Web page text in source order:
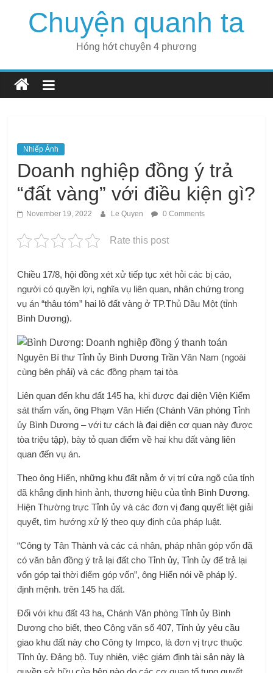
Chuyện quanh ta
Hóng hớt chuyện 4 phương
Nhiếp Ảnh
Doanh nghiệp đồng ý trả
“đất vàng” với điều kiện gì?
November 19, 2022 Le Quyen 0 Comments
Rate this post
Chiều 17/8, hội đồng xét xử tiếp tục xét hỏi các bị cáo,
người có quyền lợi, nghĩa vụ liên quan, nhân chứng trong
vụ án “thâu tóm” hai lô đất vàng ở TP.Thủ Dầu Một (tỉnh
Bình Dương).
Nguyên Bí thư Tỉnh ủy Bình Dương Trần Văn Nam (ngoài
cùng bên phải) và các đồng phạm tại tòa
Liên quan đến khu đất 145 ha, khi được đại diện Viện Kiểm
sát thẩm vấn, ông Phạm Văn Hiển (Chánh Văn phòng Tỉnh
ủy Bình Dương – với tư cách là đại diện cơ quan này được
tòa triệu tập), bày tỏ quan điểm về hai khu đất vàng liên
quan đến vụ án.
Theo ông Hiển, những khu đất nằm ở vị trí cửa ngõ của tỉnh
đã khẳng định hình ảnh, thương hiệu của tỉnh Bình Dương.
Hiện Thường trực Tỉnh ủy và các đơn vị đang quyết liệt giải
quyết, tìm hướng xử lý theo quy định của pháp luật.
“Công ty Tân Thành và các cá nhân, pháp nhân góp vốn đã
có văn bản đồng ý trả lại đất cho Tỉnh ủy, Tỉnh ủy để trả lại
vốn góp tại thời điểm góp vốn”, ông Hiển nói về pháp lý.
định mệnh. trên 145 ha đất.
Đối với khu đất 43 ha, Chánh Văn phòng Tỉnh ủy Bình
Dương cho biết, theo Công văn số 407, Tỉnh ủy yêu cầu
giao khu đất này cho Công ty Impco, là đơn vị trực thuộc
Tỉnh ủy. Đảng bộ. Tuy nhiên, việc giám định tài sản này là